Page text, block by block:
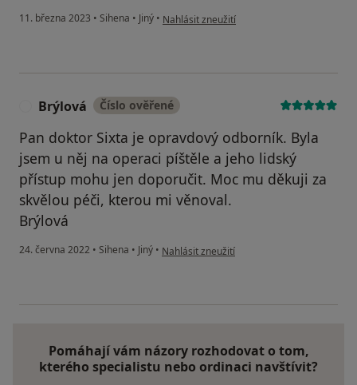
11. března 2023 • Sihena • Jiný • podle názoru uživatele Jiří Plešek
Nahlásit zneužití
Brýlová Číslo ověřené
Pan doktor Sixta je opravdový odborník. Byla
jsem u něj na operaci píštěle a jeho lidský
přístup mohu jen doporučit. Moc mu děkuji za
skvělou péči, kterou mi věnoval.
Brýlová
24. června 2022 • Sihena • Jiný • podle názoru uživatele Brýlová
Nahlásit zneužití
Pomáhají vám názory rozhodovat o tom,
kterého specialistu nebo ordinaci navštívit?